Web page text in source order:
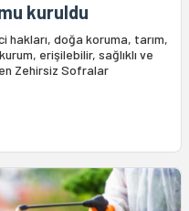
kuruldu
hakları, doğa koruma, tarım,
erişilebilir, sağlıklı ve
Zehirsiz Sofralar